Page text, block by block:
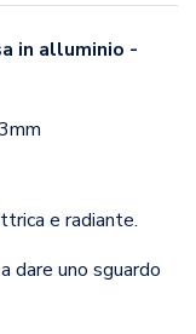
in alluminio -
e radiante.
dare uno sguardo